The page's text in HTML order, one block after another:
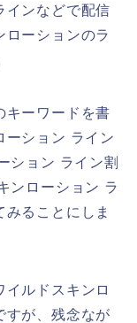
インなどで配信
ローションのラ
キーワードを書
ーション ライン
ション ライン割
ンローション ラ
ることにしま
ルドスキンロ
すが、残念なが